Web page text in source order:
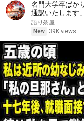
名門大学卒ばか
通訳いたします
笑した。しかし
エピソード#老
語り茶屋
New
39K views